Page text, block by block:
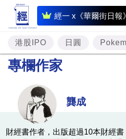
經一 x《華爾街日報》
即
時
財
經
港股IPO 日圓
專欄作家
龔成
財經書作者，出版超過10本財經